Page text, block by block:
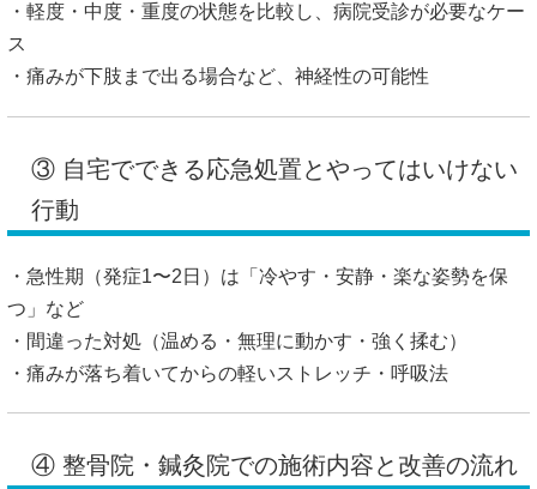
・軽度・中度・重度の状態を比較し、病院受診が必要なケー
ス
・痛みが下肢まで出る場合など、神経性の可能性
③ 自宅でできる応急処置とやってはいけない
行動
・急性期（発症1〜2日）は「冷やす・安静・楽な姿勢を保
つ」など
・間違った対処（温める・無理に動かす・強く揉む）
・痛みが落ち着いてからの軽いストレッチ・呼吸法
④ 整骨院・鍼灸院での施術内容と改善の流れ